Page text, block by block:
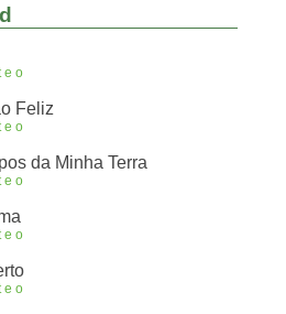
Feliz
da Minha Terra